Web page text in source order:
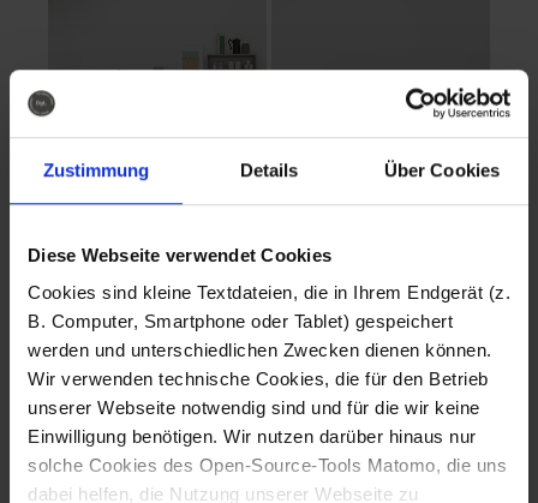
Zustimmung Details Über Cookies
Diese Webseite verwendet Cookies
Cookies sind kleine Textdateien, die in Ihrem Endgerät (z.
B. Computer, Smartphone oder Tablet) gespeichert
werden und unterschiedlichen Zwecken dienen können.
Wir verwenden technische Cookies, die für den Betrieb
unserer Webseite notwendig sind und für die wir keine
Einwilligung benötigen. Wir nutzen darüber hinaus nur
solche Cookies des Open-Source-Tools Matomo, die uns
dabei helfen, die Nutzung unserer Webseite zu
Fotografo: Lorenz
Sternbach
Download
Fotografo: Lorenz
Sternbach
Download